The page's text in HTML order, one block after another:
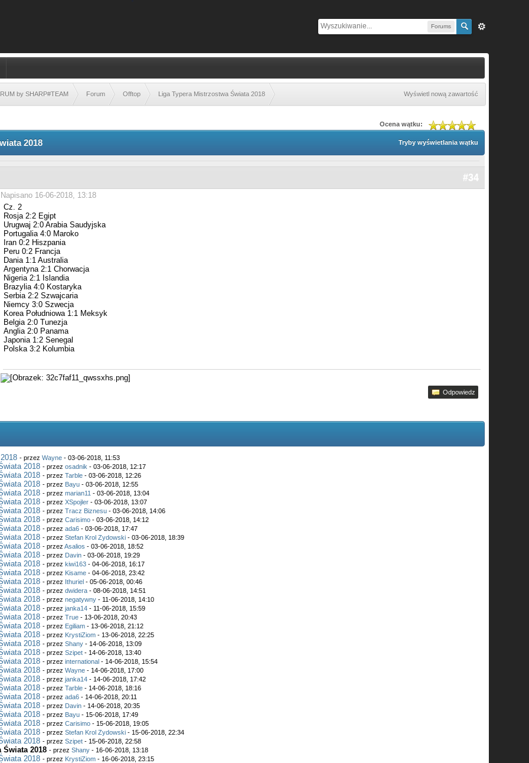
Forums
by SHARP#TEAM Forum Offtop Liga Typera Mistrzostwa Świata 2018 Wyświetl nową zawartość
Ocena wątku:
Tryby wyświetlania wątku
2018
#34
Napisano 16-06-2018, 13:18
Cz. 2
Rosja 2:2 Egipt
Urugwaj 2:0 Arabia Saudyjska
Portugalia 4:0 Maroko
Iran 0:2 Hiszpania
Peru 0:2 Francja
Dania 1:1 Australia
Argentyna 2:1 Chorwacja
Nigeria 2:1 Islandia
Brazylia 4:0 Kostaryka
Serbia 2:2 Szwajcaria
Niemcy 3:0 Szwecja
Korea Południowa 1:1 Meksyk
Belgia 2:0 Tunezja
Anglia 2:0 Panama
Japonia 1:2 Senegal
Polska 3:2 Kolumbia
Odpowiedz
- przezWayne - 03-06-2018, 11:53
2018 - przezosadnik - 03-06-2018, 12:17
2018 - przezTarble - 03-06-2018, 12:26
2018 - przez Bayu - 03-06-2018, 12:55
2018 - przezmarian11 - 03-06-2018, 13:04
2018 - przezXSpojler - 03-06-2018, 13:07
2018 - przezTracz Biznesu - 03-06-2018, 14:06
2018 - przezCarisimo - 03-06-2018, 14:12
2018 - przezada6 - 03-06-2018, 17:47
2018 - przezStefan Krol Zydowski - 03-06-2018, 18:39
2018 - przezAsalios - 03-06-2018, 18:52
2018 - przez Davin - 03-06-2018, 19:29
2018 - przezkiwi163 - 04-06-2018, 16:17
2018 - przez Kisame - 04-06-2018, 23:42
2018 - przez Ithuriel - 05-06-2018, 00:46
2018 - przezdwidera - 08-06-2018, 14:51
2018 - przeznegatywny - 11-06-2018, 14:10
2018 - przezjanka14 - 11-06-2018, 15:59
2018 - przezTrue - 13-06-2018, 20:43
2018 - przez Egiliam - 13-06-2018, 21:12
2018 - przez KrystiZiom - 13-06-2018, 22:25
2018 - przezShany - 14-06-2018, 13:09
2018 - przezSzipet - 14-06-2018, 13:40
2018 - przezinternational - 14-06-2018, 15:54
2018 - przezWayne - 14-06-2018, 17:00
2018 - przezjanka14 - 14-06-2018, 17:42
2018 - przezTarble - 14-06-2018, 18:16
2018 - przezada6 - 14-06-2018, 20:11
2018 - przez Davin - 14-06-2018, 20:35
2018 - przez Bayu - 15-06-2018, 17:49
2018 - przezCarisimo - 15-06-2018, 19:05
2018 - przezStefan Krol Zydowski - 15-06-2018, 22:34
2018 - przezSzipet - 15-06-2018, 22:58
Świata 2018 - przezShany - 16-06-2018, 13:18
2018 - przez KrystiZiom - 16-06-2018, 23:15